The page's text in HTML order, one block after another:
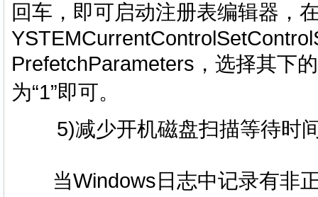
回车，即可启动注册表编辑器，
PrefetchParameters，选择其下
为“1”即可。
5)减少开机磁盘扫描等待时
当Windows日志中记录有非正